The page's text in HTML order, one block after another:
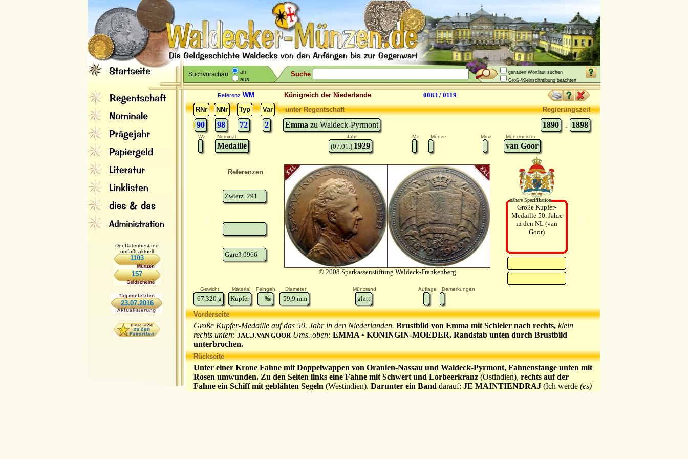
Suchvorschau
an
aus
Suche
genauen Wortlaut suchen
Groß-/Kleinschreibung beachten
Der Datenbestand
umfaßt aktuell
1103
157
23.07.2016
Referenz WM Königreich der Niederlande
0083 / 0119
RNr
NNr Typ Var
90 98 72 2
unter Regentschaft Regierungszeit
Emma zu Waldeck-Pyrmont 1890 - 1898
Wz Nominal Jahr Mz Münze Mmz Münzmeister
Medaille (07.01.) 1929 van Goor
Referenzen
Zwierz. 291
-
Ggreß 0966
© 2008 Sparkassenstiftung Waldeck-Frankenberg
nähere Spezifikation
Große Kupfer-
Medaille 50. Jahre
in den NL (van
Goor)
Gewicht Material Feingeh. Diameter Münzrand Auflage Bemerkungen
67,320 g Kupfer - ‰ 59,9 mm glatt -
Vorderseite
Große Kupfer-Medaille auf das 50. Jahr in den Niederlanden. Brustbild von Emma mit Schleier nach rechts, klein
rechts unten: JAC.J.VAN GOOR Ums. oben: EMMA • KONINGIN-MOEDER, Randstab unten durch Brustbild
unterbrochen.
Rückseite
Unter einer Krone Fahne mit Doppelwappen von Oranien-Nassau und Waldeck-Pyrmont, Fahnenstange unten mit
Rosen umwunden. Zu den Seiten links eine Fahne mit Schwert und Lorbeerkranz (Ostindien), rechts auf der
Fahne ein Schiff mit geblähten Segeln (Westindien). Darunter ein Band darauf: JE MAINTIENDRAJ (Ich werde (es)